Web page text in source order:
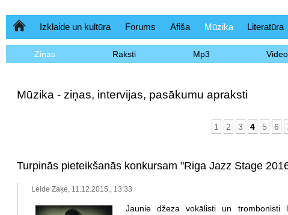
SākumlapaIzklaide un kultūra Forums Afiša Mūzika Literatūra
Ziņas Raksti Mp3 Video
Mūzika - ziņas, intervijas, pasākumu apraksti
1 2 3 4 5 6
Turpinās pieteikšanās konkursam "Riga Jazz Stage
Lelde Zaķe, 11.12.2015., 13:33
Jaunie džeza vokālisti un trombonisti